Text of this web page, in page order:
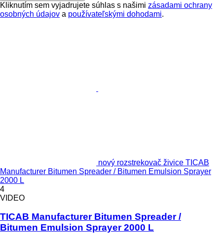
Kliknutím sem vyjadrujete súhlas s našimi zásadami ochrany
osobných údajov a používateľskými dohodami.
nový rozstrekovač živice TICAB
Manufacturer Bitumen Spreader / Bitumen Emulsion Sprayer
2000 L
4
VIDEO
TICAB Manufacturer Bitumen Spreader /
Bitumen Emulsion Sprayer 2000 L